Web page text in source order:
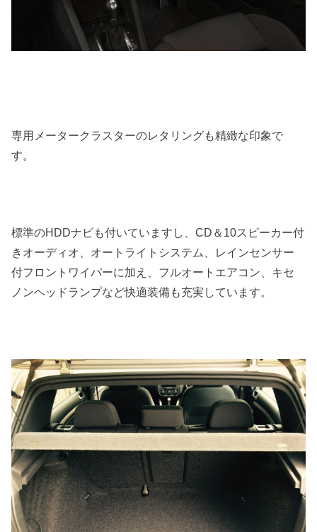
専用メータークラスターのレタリングも精緻な印象で
す。
標準のHDDナビも付いていますし、CD＆10スピーカー付
きオーディオ、オートライトシステム、レインセンサー
付フロントワイパーに加え、フルオートエアコン、キセ
ノンヘッドランプなど快適装備も充実しています。